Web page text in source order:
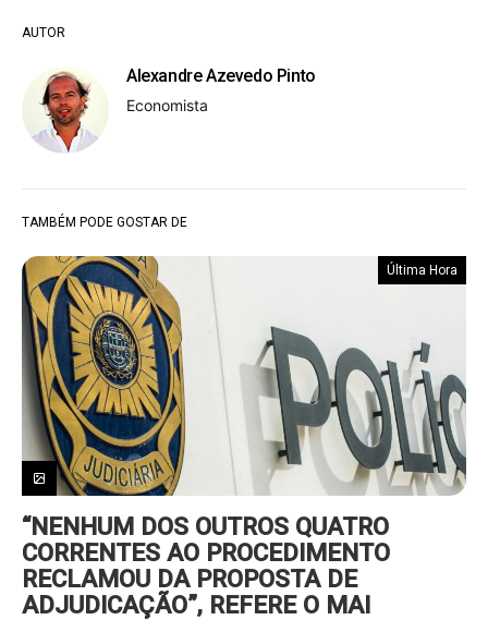
AUTOR
Alexandre Azevedo Pinto
Economista
TAMBÉM PODE GOSTAR DE
Última Hora
“NENHUM DOS OUTROS QUATRO
CORRENTES AO PROCEDIMENTO
RECLAMOU DA PROPOSTA DE
ADJUDICAÇÃO”, REFERE O MAI